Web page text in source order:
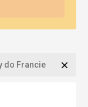
do Francie